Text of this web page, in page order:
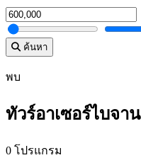
ค้นหา
พบ
ทัวร์อาเซอร์ไบจาน
0 โปรแกรม